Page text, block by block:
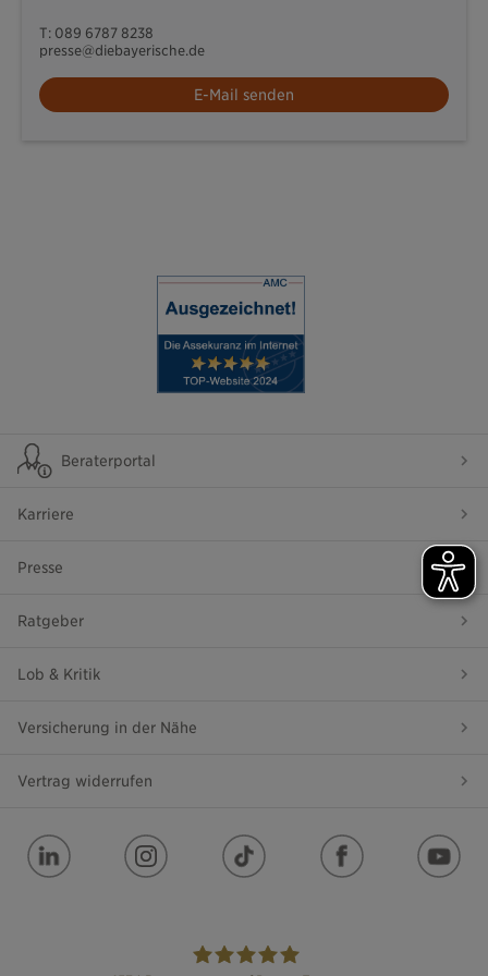
T: 089 6787 8238
presse@diebayerische.de
E-Mail senden
Beraterportal
Karriere
Presse
Ratgeber
Lob & Kritik
Versicherung in der Nähe
Vertrag widerrufen